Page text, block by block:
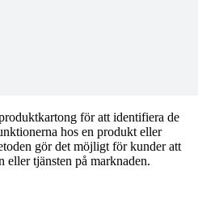
för att identifiera de
hos en produkt eller
gör det möjligt för kunder att
eller tjänsten på marknaden.